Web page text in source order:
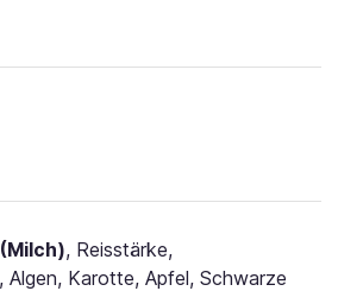
, Reisstärke,
Karotte, Apfel, Schwarze